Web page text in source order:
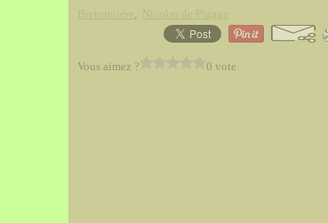
,
Vous aimez ? 0 vote